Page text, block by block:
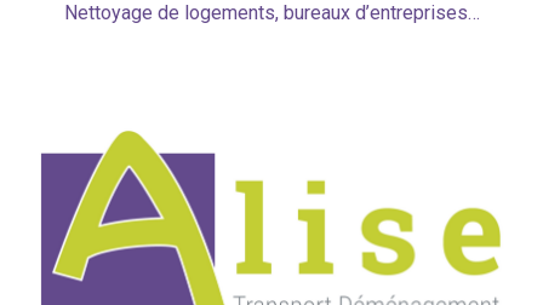
Nettoyage de logements, bureaux d’entreprises…